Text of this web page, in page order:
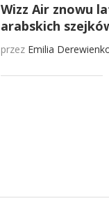
Wizz Air znowu
arabskich
przez Emilia